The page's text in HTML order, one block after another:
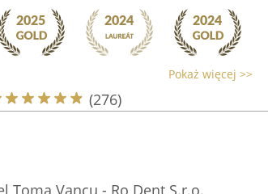
Pokaż więcej >>
(276)
Toma Vancu - Ro Dent S.r.o.